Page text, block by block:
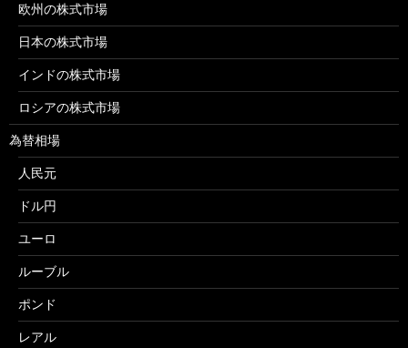
欧州の株式市場
日本の株式市場
インドの株式市場
ロシアの株式市場
為替相場
人民元
ドル円
ユーロ
ルーブル
ポンド
レアル